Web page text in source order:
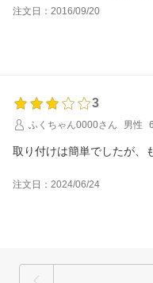
是非、予備を！
注文日：2016/09/20
3
ふくちゃん0000さん
男性
取り付けは簡単でしたが、
注文日：2024/06/24